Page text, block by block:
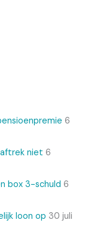
6
niet 6
box 3-schuld 6
loon op 30 juli